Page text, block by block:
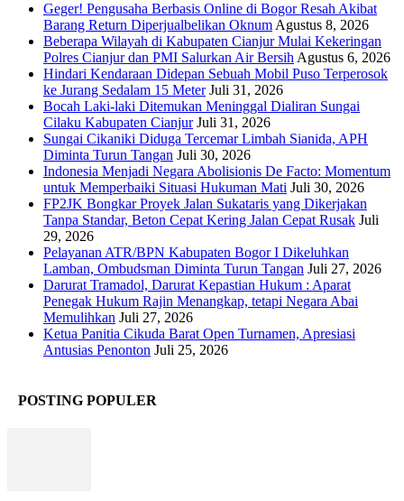
Geger! Pengusaha Berbasis Online di Bogor Resah Akibat
Barang Return Diperjualbelikan OknumAgustus 8, 2026
Beberapa Wilayah di Kabupaten Cianjur Mulai Kekeringan
Polres Cianjur dan PMI Salurkan Air BersihAgustus 6, 2026
Hindari Kendaraan Didepan Sebuah Mobil Puso Terperosok
ke Jurang Sedalam 15 Meter Juli 31, 2026
Bocah Laki-laki Ditemukan Meninggal Dialiran Sungai
Cilaku Kabupaten Cianjur Juli 31, 2026
Sungai Cikaniki Diduga Tercemar Limbah Sianida, APH
Diminta Turun Tangan Juli 30, 2026
‎Indonesia Menjadi Negara Abolisionis De Facto: Momentum
untuk Memperbaiki Situasi Hukuman Mati Juli 30, 2026
FP2JK Bongkar Proyek Jalan Sukataris yang Dikerjakan
Tanpa Standar, Beton Cepat Kering Jalan Cepat Rusak Juli
29, 2026
Pelayanan ATR/BPN Kabupaten Bogor I Dikeluhkan
Lamban, Ombudsman Diminta Turun Tangan Juli 27, 2026
Darurat Tramadol, Darurat Kepastian Hukum : Aparat
Penegak Hukum Rajin Menangkap, tetapi Negara Abai
Memulihkan Juli 27, 2026
Ketua Panitia Cikuda Barat Open Turnamen, Apresiasi
Antusias Penonton Juli 25, 2026
POSTING POPULER